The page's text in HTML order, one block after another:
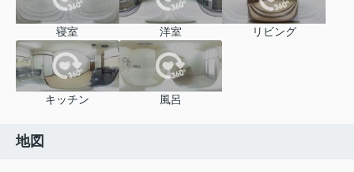
寝室 洋室 リビング
キッチン 風呂
地図